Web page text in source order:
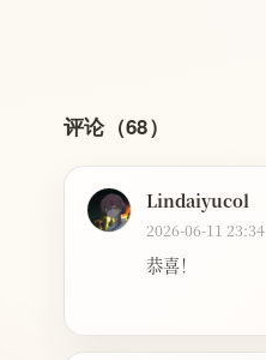
评论（68）
Lindaiyucol
2026-06-11 23:34
恭喜！